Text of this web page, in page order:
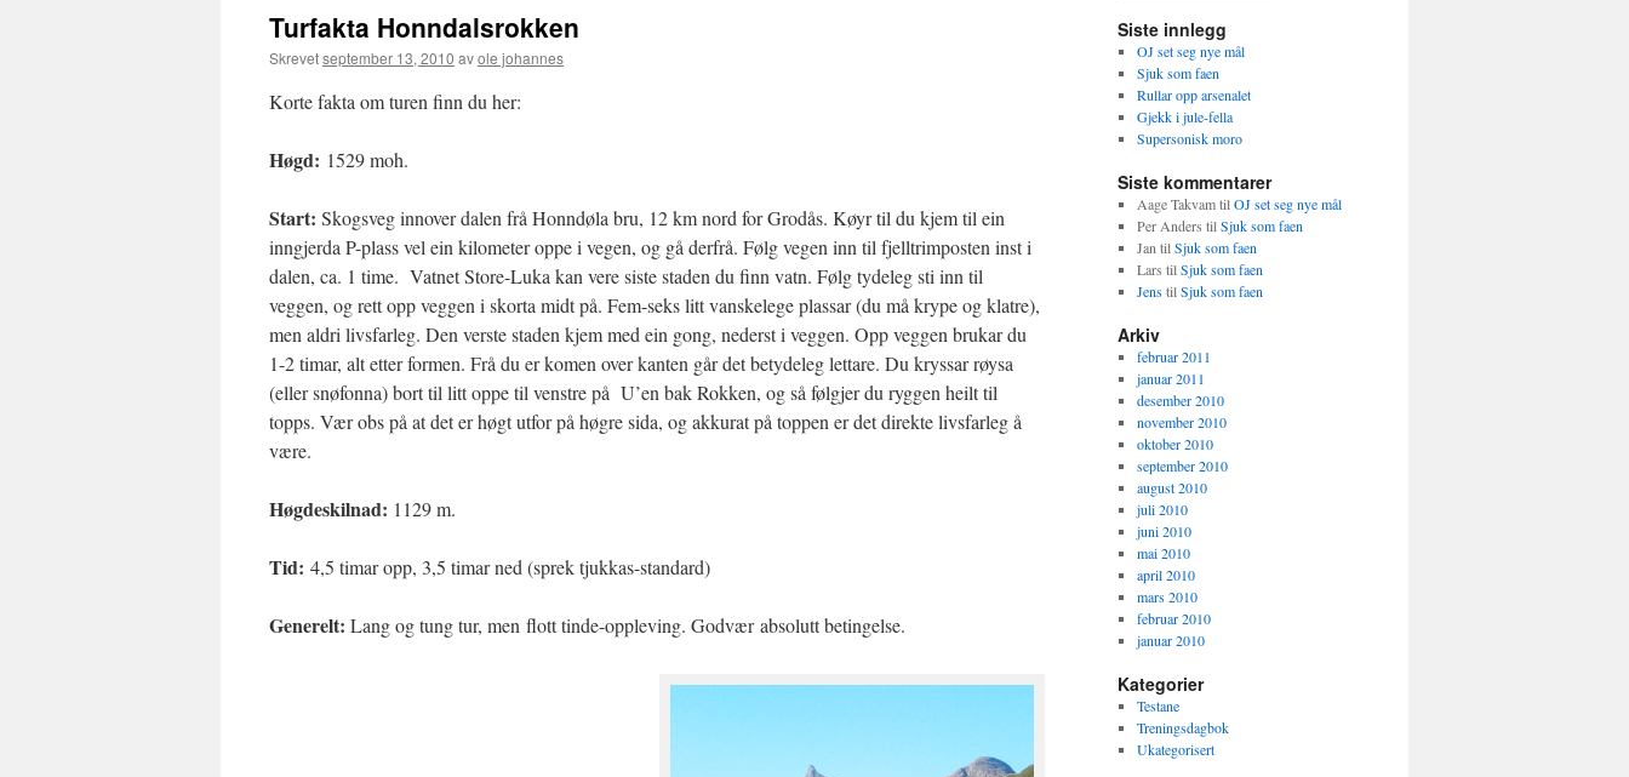
Turfakta Honndalsrokken
Skrevetseptember 13, 2010 avole johannes
Korte fakta om turen finn du her:
Høgd: 1529 moh.
Start: Skogsveg innover dalen frå Honndøla bru, 12 km nord for Grodås. Køyr til du kjem til ein
inngjerda P-plass vel ein kilometer oppe i vegen, og gå derfrå. Følg vegen inn til fjelltrimposten inst i
dalen, ca. 1 time. Vatnet Store-Luka kan vere siste staden du finn vatn. Følg tydeleg sti inn til
veggen, og rett opp veggen i skorta midt på. Fem-seks litt vanskelege plassar (du må krype og klatre),
men aldri livsfarleg. Den verste staden kjem med ein gong, nederst i veggen. Opp veggen brukar du
1-2 timar, alt etter formen. Frå du er komen over kanten går det betydeleg lettare. Du kryssar røysa
(eller snøfonna) bort til litt oppe til venstre på U’en bak Rokken, og så følgjer du ryggen heilt til
topps. Vær obs på at det er høgt utfor på høgre sida, og akkurat på toppen er det direkte livsfarleg å
være.
Høgdeskilnad: 1129 m.
Tid: 4,5 timar opp, 3,5 timar ned (sprek tjukkas-standard)
Generelt: Lang og tung tur, men flott tinde-oppleving. Godvær absolutt betingelse.
Siste innlegg
OJ set seg nye mål
Sjuk som faen
Rullar opp arsenalet
Gjekk i jule-fella
Supersonisk moro
Siste kommentarer
Aage TakvamtilOJ set seg nye mål
Per Anders tilSjuk som faen
Jan tilSjuk som faen
Lars tilSjuk som faen
JenstilSjuk som faen
Arkiv
februar 2011
januar 2011
desember 2010
november 2010
oktober 2010
september 2010
august 2010
juli 2010
juni 2010
mai 2010
april 2010
mars 2010
februar 2010
januar 2010
Kategorier
Testane
Treningsdagbok
Ukategorisert